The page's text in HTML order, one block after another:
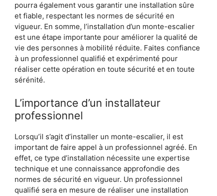
pourra également vous garantir une installation sûre
et fiable, respectant les normes de sécurité en
vigueur. En somme, l’installation d’un monte-escalier
est une étape importante pour améliorer la qualité de
vie des personnes à mobilité réduite. Faites confiance
à un professionnel qualifié et expérimenté pour
réaliser cette opération en toute sécurité et en toute
sérénité.
L’importance d’un installateur
professionnel
Lorsqu’il s’agit d’installer un monte-escalier, il est
important de faire appel à un professionnel agréé. En
effet, ce type d’installation nécessite une expertise
technique et une connaissance approfondie des
normes de sécurité en vigueur. Un professionnel
qualifié sera en mesure de réaliser une installation